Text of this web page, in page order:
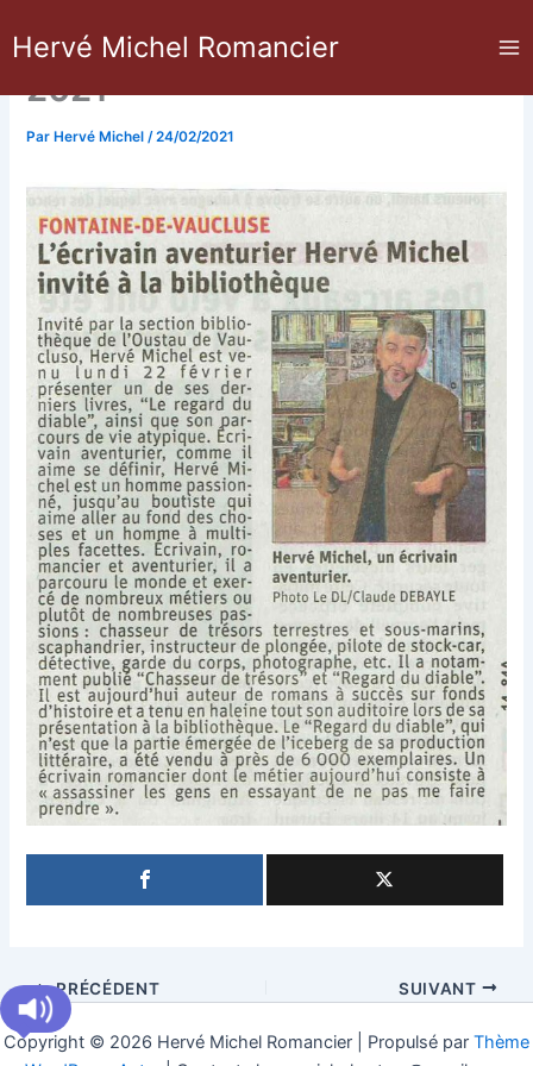
auHervé Michel Romancier
Vaucluse Matin, 24 février
2021
ParHervé Michel/24/02/2021
PRÉCÉDENT SUIVANT
Copyright © 2026 Hervé Michel Romancier | Propulsé par Thème